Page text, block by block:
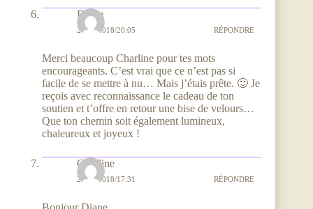
Diane
23/04/2018/20:05 RÉPONDRE
Merci beaucoup Charline pour tes mots
encourageants. C’est vrai que ce n’est pas si
facile de se mettre à nu… Mais j’étais prête. 🙂 Je
reçois avec reconnaissance le cadeau de ton
soutien et t’offre en retour une bise de velours…
Que ton chemin soit également lumineux,
chaleureux et joyeux !
Charline
23/04/2018/17:31 RÉPONDRE